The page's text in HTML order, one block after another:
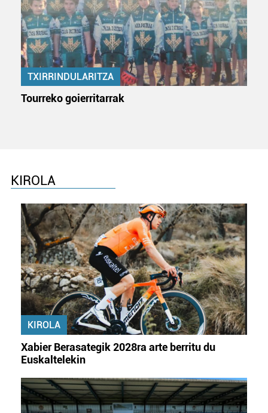
pertsonalizatuak eskaintzeko, iragarkiak eta edukia
neurtzeko, jendeari buruzko informazioa biltzeko eta
produktuak garatzeko. Zure datuak nork eta zertarako
erabiltzen dituen hauta dezakezu.
Bazkide batzuek ez dizute baimenik eskatzen, eta beren
bazkideen zerrenda, beren ustez zein helburutarako
buruzko informazio gehiago eta ezarri zure lehentasunak
datuen atalean. Edozein unetan alda edo ken dezakezu
zure baimena Cookieen adierazpenean.
Webgune honek cookie propioak eta hirugarrenen cookie-
fitxategiak erabiltzen ditu. Zure esperientzia eta
zerbitzuak hobetzeko asmoz, cookie teknologiaz
baliatzen gara. Ohar hau onartuz gero, teknologia hori
erabiltzeko baimen esplizitua ematen diguzu.Gehiago
irakurri
TXIRRINDULARITZA
Tourreko goierritarrak
KIROLA
KIROLA
Xabier Berasategik 2028ra arte berritu du
Euskaltelekin